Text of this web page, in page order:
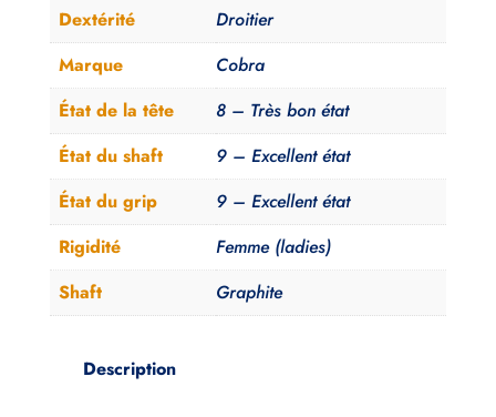
Cobra
King
Speedback
Fujikura
Atmos
Femme
Dextérité
Droitier
Marque
Cobra
État de la tête
8 – Très bon état
État du shaft
9 – Excellent état
État du grip
9 – Excellent état
Rigidité
Femme (ladies)
Shaft
Graphite
Description